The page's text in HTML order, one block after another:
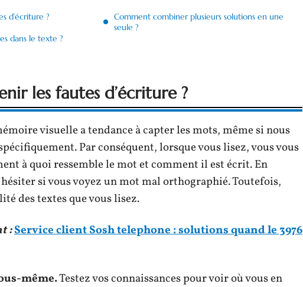
d’écriture ?
dans le texte ?
Comment combiner plusieurs solutions en une
seule ?
les fautes d’écriture ?
visuelle a tendance à capter les mots, même si nous
Par conséquent, lorsque vous lisez, vous vous
à quoi ressemble le mot et comment il est écrit. En
si vous voyez un mot mal orthographié. Toutefois,
des textes que vous lisez.
:Service client Sosh telephone : solutions quand le 3976
même.Testez vos connaissances pour voir où vous en